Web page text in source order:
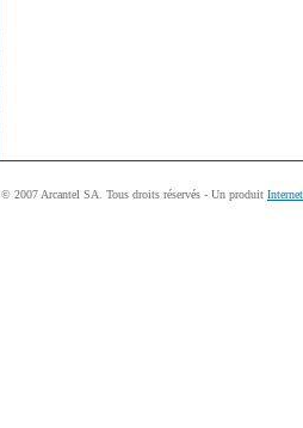
© 2007 Arcantel SA. Tous droits réservés - Un produit